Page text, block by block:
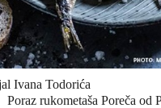
Ivana Todorića
Poraz rukometaša Poreča